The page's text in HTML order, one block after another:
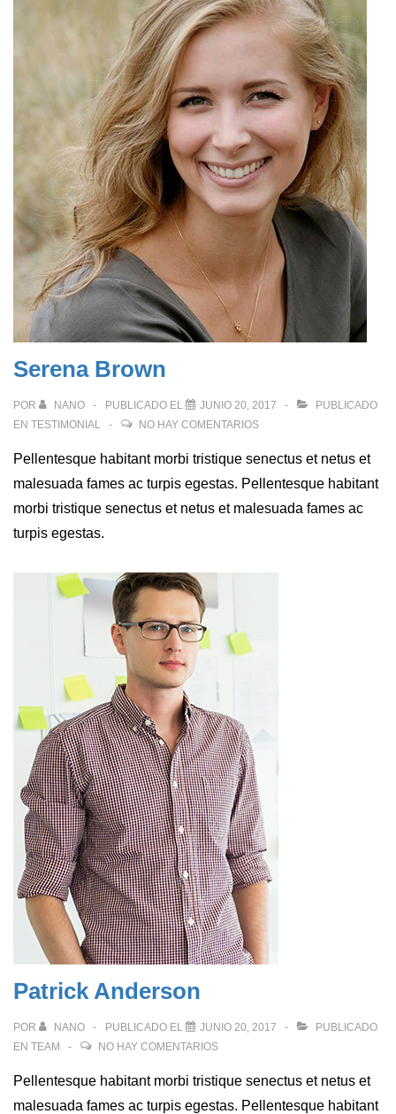
Serena Brown
POR NANO PUBLICADO EL JUNIO 20, 2017
PUBLICADO
EN TESTIMONIAL NO HAY COMENTARIOS
Pellentesque habitant morbi tristique senectus et netus et
malesuada fames ac turpis egestas. Pellentesque habitant
morbi tristique senectus et netus et malesuada fames ac
turpis egestas.
Patrick Anderson
POR NANO PUBLICADO EL JUNIO 20, 2017
PUBLICADO
EN TEAM NO HAY COMENTARIOS
Pellentesque habitant morbi tristique senectus et netus et
malesuada fames ac turpis egestas. Pellentesque habitant